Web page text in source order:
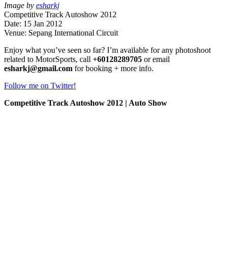
Image by esharkj
Competitive Track Autoshow 2012
Date: 15 Jan 2012
Venue: Sepang International Circuit
Enjoy what you’ve seen so far? I’m available for any photoshoot
related to MotorSports, call +60128289705 or email
esharkj@gmail.com for booking + more info.
Follow me on Twitter!
Competitive Track Autoshow 2012 | Auto Show